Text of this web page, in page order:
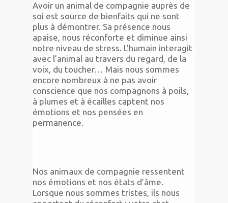
Avoir un animal de compagnie auprès de
soi est source de bienfaits qui ne sont
plus à démontrer. Sa présence nous
apaise, nous réconforte et diminue ainsi
notre niveau de stress. L’humain interagit
avec l’animal au travers du regard, de la
voix, du toucher… Mais nous sommes
encore nombreux à ne pas avoir
conscience que nos compagnons à poils,
à plumes et à écailles captent nos
émotions et nos pensées en
permanence.
Nos animaux de compagnie ressentent
nos émotions et nos états d’âme.
Lorsque nous sommes tristes, ils nous